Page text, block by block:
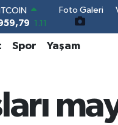
0.18
0.32
0.03
Foto Galeri
Spor Yaşam